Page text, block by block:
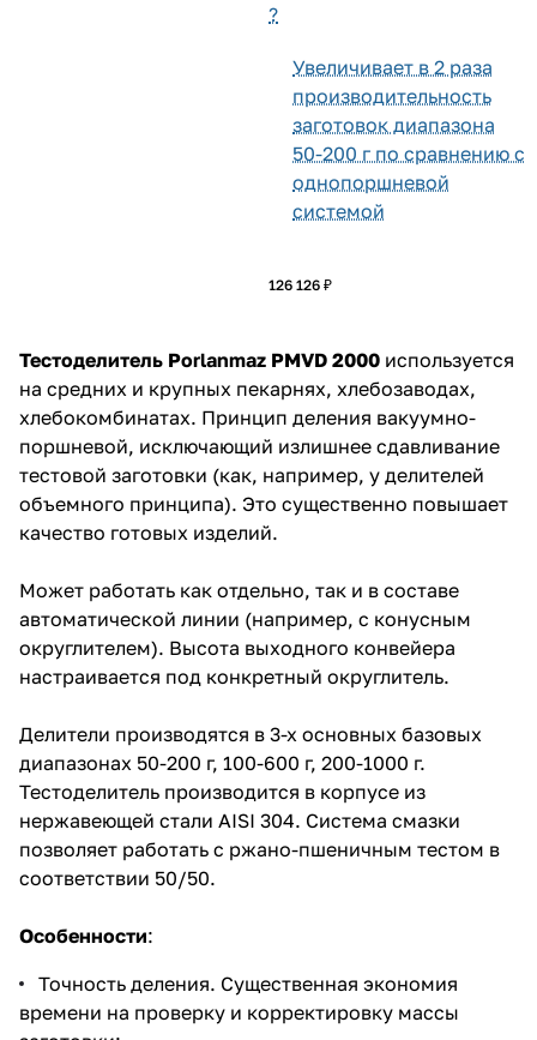
?
Увеличивает в 2 раза
производительность
заготовок диапазона
50-200 г по сравнению с
однопоршневой
системой
126 126 ₽
Тестоделитель Porlanmaz PMVD 2000 используется
на средних и крупных пекарнях, хлебозаводах,
хлебокомбинатах. Принцип деления вакуумно-
поршневой, исключающий излишнее сдавливание
тестовой заготовки (как, например, у делителей
объемного принципа). Это существенно повышает
качество готовых изделий.
Может работать как отдельно, так и в составе
автоматической линии (например, с конусным
округлителем). Высота выходного конвейера
настраивается под конкретный округлитель.
Делители производятся в 3-х основных базовых
диапазонах 50-200 г, 100-600 г, 200-1000 г.
Тестоделитель производится в корпусе из
нержавеющей стали AISI 304. Система смазки
позволяет работать с ржано-пшеничным тестом в
соответствии 50/50.
Особенности:
Точность деления. Существенная экономия
времени на проверку и корректировку массы